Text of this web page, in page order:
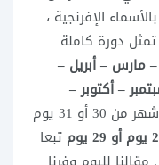
الإفرنجية ،
الميلادية من 12 شهر تمثل دورة كاملة
– مارس – أبريل –
– أكتوبر –
، وتتكون جميع الأشهر من 30 أو 31 يوم
يوم
تبعا